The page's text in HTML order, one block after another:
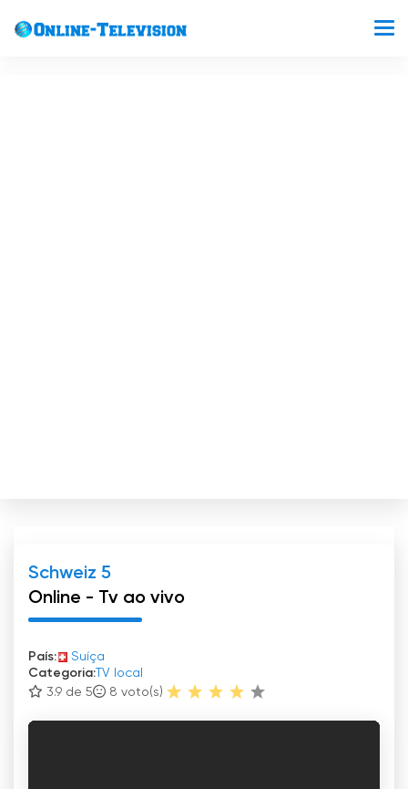
Schweiz 5
Online - Tv ao vivo
País:
Suíça
Categoria: TV local
3.9 de 5
8 voto(s)